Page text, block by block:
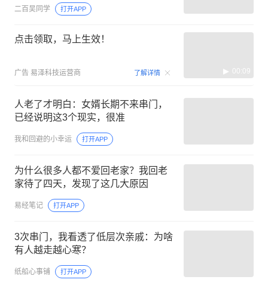
二百吴同学 打开APP
点击领取，马上生效！
广告 易泽科技运营商 了解详情 00:09
人老了才明白：女婿长期不来串门，
已经说明这3个现实，很准
我和回避的小幸运 打开APP
为什么很多人都不爱回老家？我回老
家待了四天，发现了这几大原因
易经笔记 打开APP
3次串门，我看透了低层次亲戚：为啥
有人越走越心寒？
纸船心事铺 打开APP